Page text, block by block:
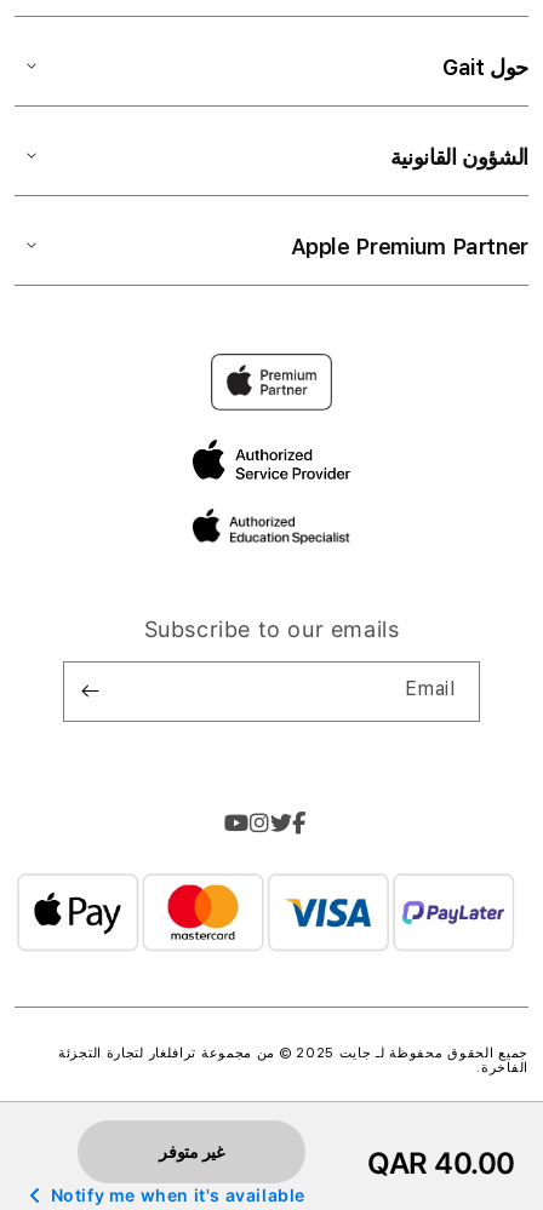
QAR 40.00 غير متوفر
Notify me when it's available
حول Gait
الشؤون القانونية
Apple Premium Partner
Subscribe to our emails
Email
جميع الحقوق محفوظة لـ جايت 2025 © من مجموعة
ترافلغار لتجارة التجزئة
الفاخرة.